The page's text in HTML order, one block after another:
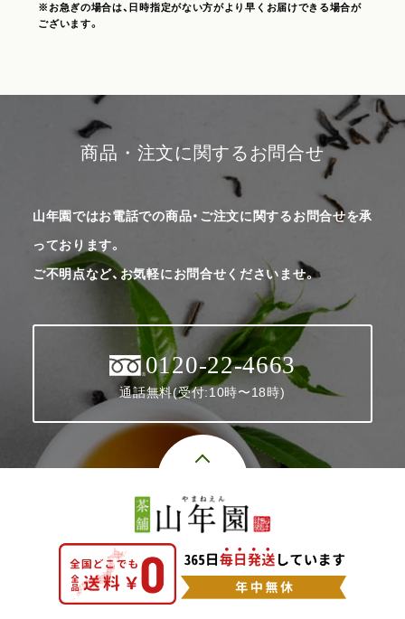
※お急ぎの場合は、日時指定がない方がより早くお届けできる場合が
ございます。
商品・注文に関するお問合せ
山年園ではお電話での商品・ご注文に関するお問合せを承
っております。
ご不明点など、お気軽にお問合せくださいませ。
0120-22-4663
通話無料(受付:10時〜18時)